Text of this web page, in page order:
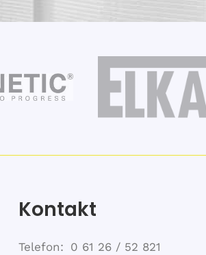
Kontakt
Telefon 0 61 26 / 52 821